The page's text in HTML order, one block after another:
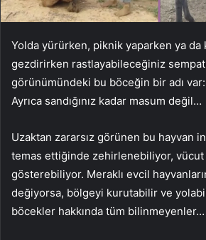
Yolda yürürken, piknik yaparken ya da
gezdirirken rastlayabileceğiniz
görünümündeki bu böceğin bir adı
Ayrıca sandığınız kadar masum değil…
Uzaktan zararsız görünen bu hayvan
temas ettiğinde zehirlenebiliyor, vücut
gösterebiliyor. Meraklı evcil
değiyorsa, bölgeyi kurutabilir ve
böcekler hakkında tüm bilinmeyenler…